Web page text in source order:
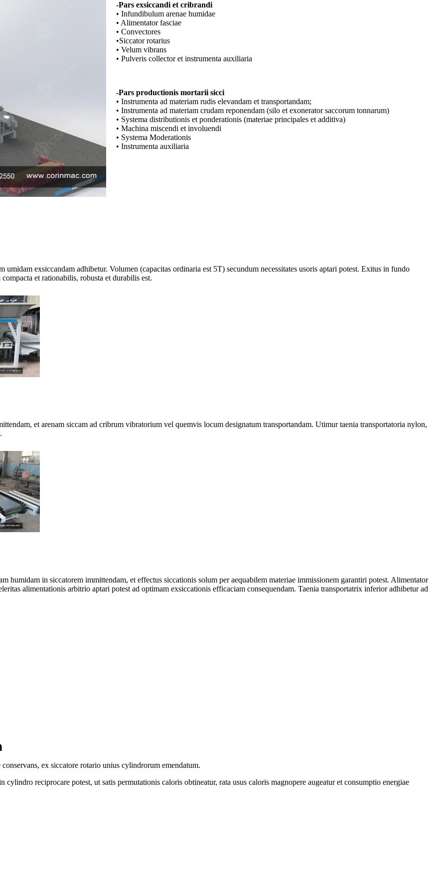
-Pars exsiccandi et cribrandi
• Infundibulum arenae humidae
• Alimentator fasciae
• Convectores
•Siccator rotarius
• Velum vibrans
• Pulveris collector et instrumenta auxiliaria
-Pars productionis mortarii sicci
• Instrumenta ad materiam rudis elevandam et transportandam;
• Instrumenta ad materiam crudam reponendam (silo et exonerator saccorum tonnarum)
• Systema distributionis et ponderationis (materiae principales et additiva)
• Machina miscendi et involuendi
• Systema Moderationis
• Instrumenta auxiliaria
umidam exsiccandam adhibetur. Volumen (capacitas ordinaria est 5T) secundum necessitates usoris aptari potest. Exitus in fundo
et rationabilis, robusta et durabilis est.
et arenam siccam ad cribrum vibratorium vel quemvis locum designatum transportandam. Utimur taenia transportatoria nylon,
humidam in siccatorem immittendam, et effectus siccationis solum per aequabilem materiae immissionem garantiri potest. Alimentator
alimentationis arbitrio aptari potest ad optimam exsiccationis efficaciam consequendam. Taenia transportatrix inferior adhibetur ad
ex siccatore rotario unius cylindrorum emendatum.
reciprocare potest, ut satis permutationis caloris obtineatur, rata usus caloris magnopere augeatur et consumptio energiae